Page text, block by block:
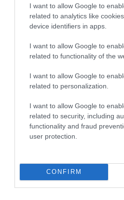
I want to allow Google to
related to analytics like
device identifiers in apps.
I want to allow Google to
related to functionality of the
I want to allow Google to
related to personalization.
I want to allow Google to
related to security, including
functionality and fraud
user protection.
CONFIRM
04.08.2026 | 15:02
υπουργό Ι.Βαρβιτσιώτη